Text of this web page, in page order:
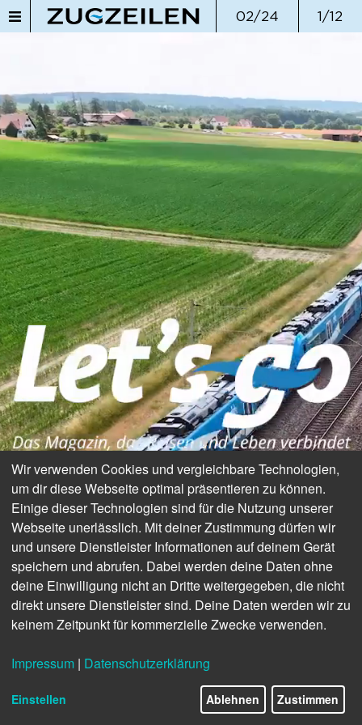
02/24 1/12
Wir verwenden Cookies und vergleichbare Technologien,
um dir diese Webseite optimal präsentieren zu können.
Einige dieser Technologien sind für die Nutzung unserer
Webseite unerlässlich. Mit deiner Zustimmung dürfen wir
und unsere Dienstleister Informationen auf deinem Gerät
speichern und abrufen. Dabei werden deine Daten ohne
deine Einwilligung nicht an Dritte weitergegeben, die nicht
direkt unsere Dienstleister sind. Deine Daten werden wir zu
keinem Zeitpunkt für kommerzielle Zwecke verwenden.
Impressum | Datenschutzerklärung
Einstellen Ablehnen Zustimmen